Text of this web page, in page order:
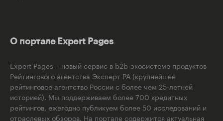
О портале Expert Pages
Expert Pages – новый сервис в b2b-экосистеме продуктов
Рейтингового агентства Эксперт РА (крупнейшее
рейтинговое агентство России с более чем 25-летней
историей). Мы поддерживаем более 700 кредитных
рейтингов, ежегодно публикуем более 50 исследований и
отраслевых обзоров. На портале содержится актуальная